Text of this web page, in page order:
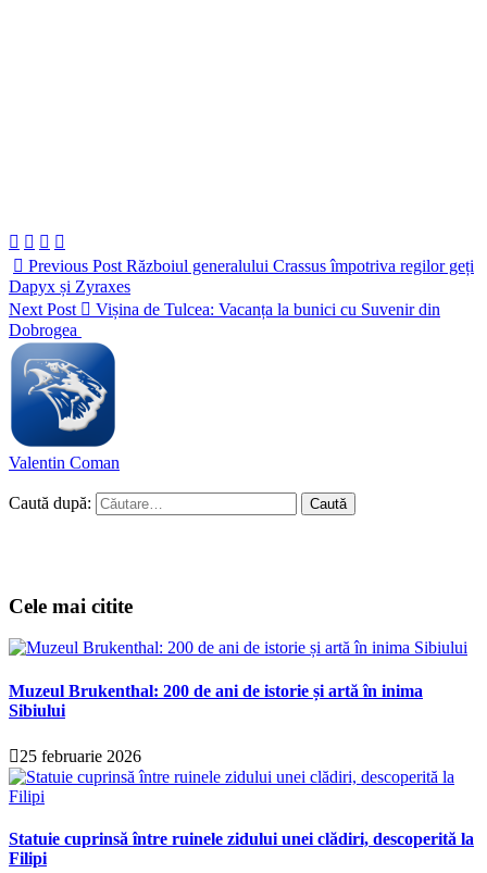
Previous Post Războiul generalului Crassus împotriva regilor geți
Dapyx și Zyraxes
Next Post
Vișina de Tulcea: Vacanța la bunici cu Suvenir din
Dobrogea
Valentin Coman
Caută după:
Cele mai citite
Muzeul Brukenthal: 200 de ani de istorie și artă în inima
Sibiului
25 februarie 2026
Statuie cuprinsă între ruinele zidului unei clădiri, descoperită la
Filipi